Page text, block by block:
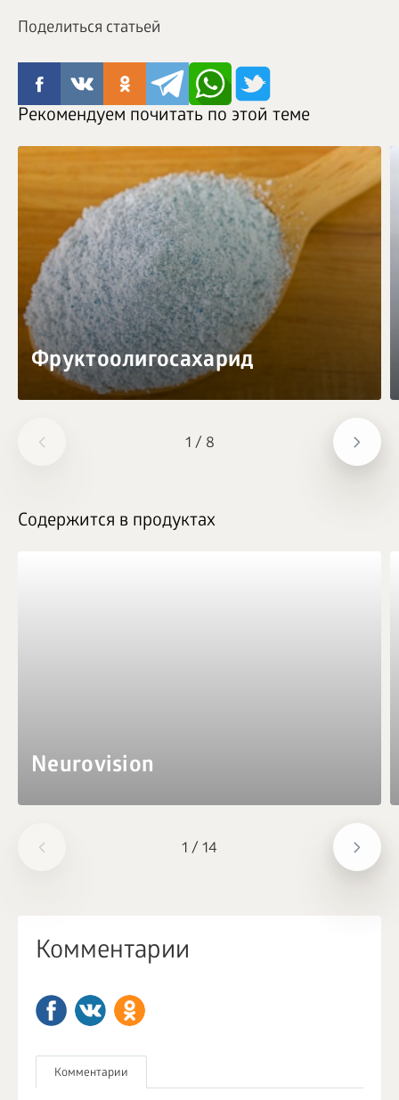
Поделиться статьей
1 / 8
Рекомендуем почитать по этой теме
Фруктоолигосахарид
1 / 14
Содержится в продуктах
Neurovision
Комментарии
Комментарии